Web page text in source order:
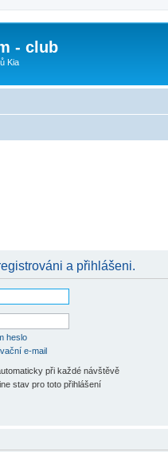
- club
Kia
a přihlášeni.
heslo
e-mail
při každé návštěvě
stav pro toto přihlášení